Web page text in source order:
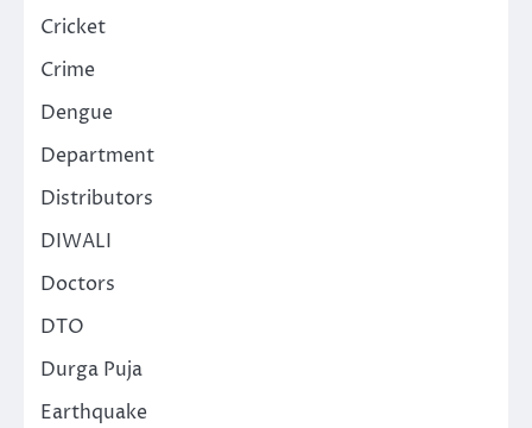
Cricket
Crime
Dengue
Department
Distributors
DIWALI
Doctors
DTO
Durga Puja
Earthquake